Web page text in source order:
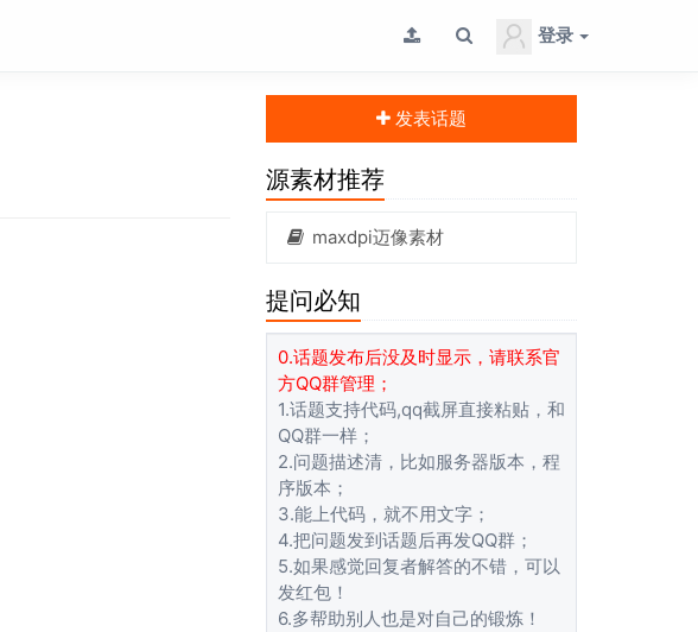
登录
发表话题
源素材推荐
maxdpi迈像素材
提问必知
0.话题发布后没及时显示，请联系官
方QQ群管理；
1.话题支持代码,qq截屏直接粘贴，和
QQ群一样；
2.问题描述清，比如服务器版本，程
序版本；
3.能上代码，就不用文字；
4.把问题发到话题后再发QQ群；
5.如果感觉回复者解答的不错，可以
发红包！
6.多帮助别人也是对自己的锻炼！